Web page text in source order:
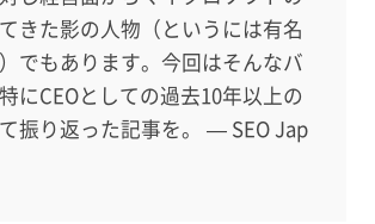
きた影の人物（というには有名
でもあります。今回はそんなバ
にCEOとしての過去10年以上の
振り返った記事を。 — SEO Jap